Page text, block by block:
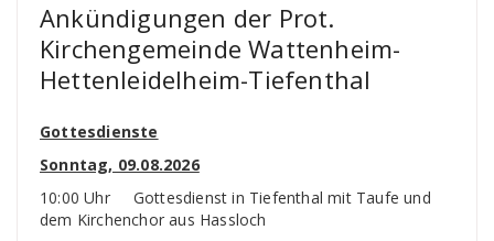
Ankündigungen der Prot.
Kirchengemeinde Wattenheim-
Hettenleidelheim-Tiefenthal
Gottesdienste
Sonntag, 09.08.2026
10:00 Uhr Gottesdienst in Tiefenthal mit Taufe und
dem Kirchenchor aus Hassloch